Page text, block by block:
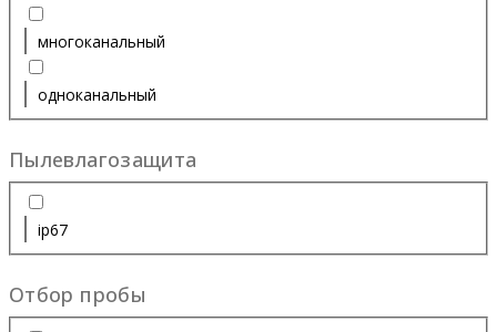
многоканальный
одноканальный
Пылевлагозащита
ip67
Отбор пробы